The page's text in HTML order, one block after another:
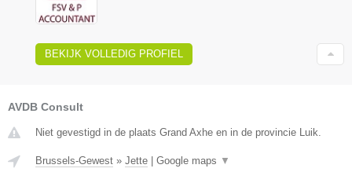
BEKIJK VOLLEDIG PROFIEL
AVDB Consult
Niet gevestigd in de plaats Grand Axhe en in de provincie Luik.
Brussels-Gewest » Jette | Google maps ▼